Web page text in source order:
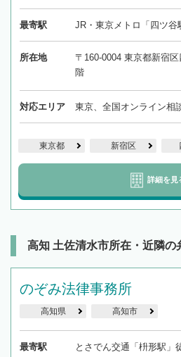
最寄駅 JR・東京メトロ「四ツ谷
所在地
〒160-0004 東京都新宿
階
対応エリア 東京、全国オンライン相
東京都 新宿区
詳細を見
高知 土佐清水市所在・近隣の
のぞみ法律事務所
高知県 高知市
最寄駅 とさでん交通「枡形駅」